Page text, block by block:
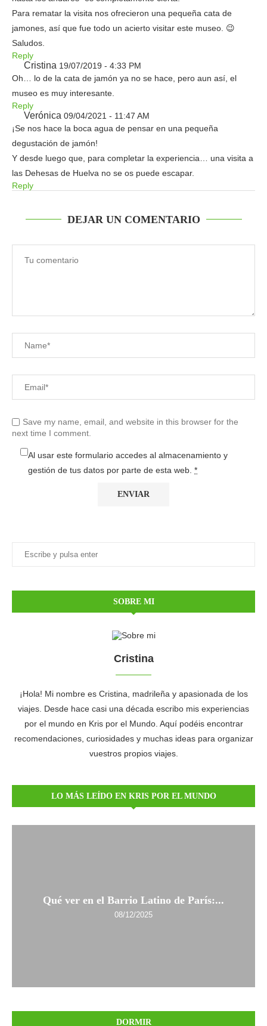
Para rematar la visita nos ofrecieron una pequeña cata de
jamones, así que fue todo un acierto visitar este museo. 😉
Saludos.
Reply
Cristina 19/07/2019 - 4:33 PM
Oh… lo de la cata de jamón ya no se hace, pero aun así, el
museo es muy interesante.
Reply
Verónica 09/04/2021 - 11:47 AM
¡Se nos hace la boca agua de pensar en una pequeña
degustación de jamón!
Y desde luego que, para completar la experiencia… una visita a
las Dehesas de Huelva no se os puede escapar.
Reply
DEJAR UN COMENTARIO
Save my name, email, and website in this browser for the
next time I comment.
Al usar este formulario accedes al almacenamiento y
gestión de tus datos por parte de esta web. *
SOBRE MI
Cristina
¡Hola! Mi nombre es Cristina, madrileña y apasionada de los
viajes. Desde hace casi una década escribo mis experiencias
por el mundo en Kris por el Mundo. Aquí podéis encontrar
recomendaciones, curiosidades y muchas ideas para organizar
vuestros propios viajes.
LO MÁS LEÍDO EN KRIS POR EL MUNDO
Qué ver en el Barrio Latino de París:...
08/12/2025
DORMIR